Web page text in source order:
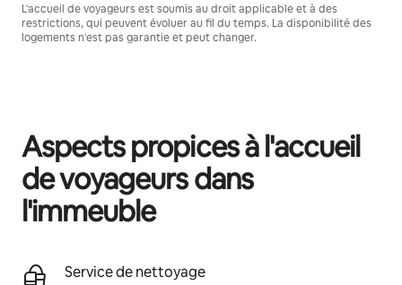
L'accueil de voyageurs est soumis au droit applicable et à des
restrictions, qui peuvent évoluer au fil du temps. La disponibilité des
logements n'est pas garantie et peut changer.
Aspects propices à l'accueil
de voyageurs dans
l'immeuble
Service de nettoyage